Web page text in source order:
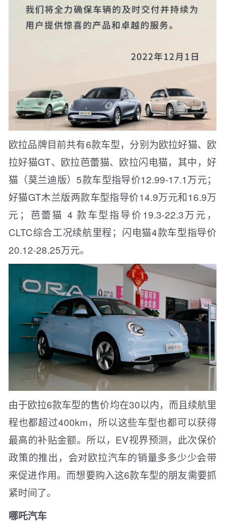
欧拉品牌目前共有6款车型，分别为欧拉好猫、欧
拉好猫GT、欧拉芭蕾猫、欧拉闪电猫，其中，好
猫（莫兰迪版）5款车型指导价12.99-17.1万元；
好猫GT木兰版两款车型指导价14.9万元和16.9万
元；芭蕾猫 4 款车型指导价19.3-22.3万元，
CLTC综合工况续航里程；闪电猫4款车型指导价
20.12-28.25万元。
由于欧拉6款车型的售价均在30以内，而且续航里
程也都超过400km，所以这些车型也都可以获得
最高的补贴金额。所以，EV视界预测，此次保价
政策的推出，会对欧拉汽车的销量多多少少会带
来促进作用。而想要购入这6款车型的朋友需要抓
紧时间了。
哪吒汽车